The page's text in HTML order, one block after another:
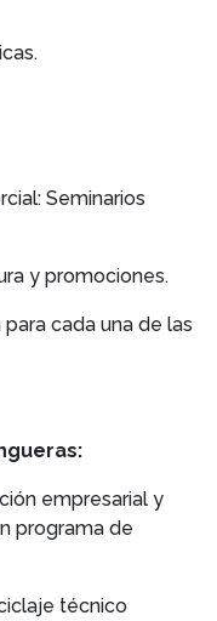
Seminarios
y promociones.
cada una de las
empresarial y
programa de
técnico